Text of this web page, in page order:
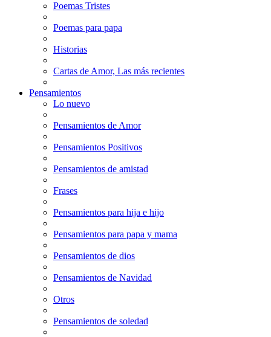
Poemas Tristes
Poemas para papa
Historias
Cartas de Amor, Las más recientes
Pensamientos
Lo nuevo
Pensamientos de Amor
Pensamientos Positivos
Pensamientos de amistad
Frases
Pensamientos para hija e hijo
Pensamientos para papa y mama
Pensamientos de dios
Pensamientos de Navidad
Otros
Pensamientos de soledad